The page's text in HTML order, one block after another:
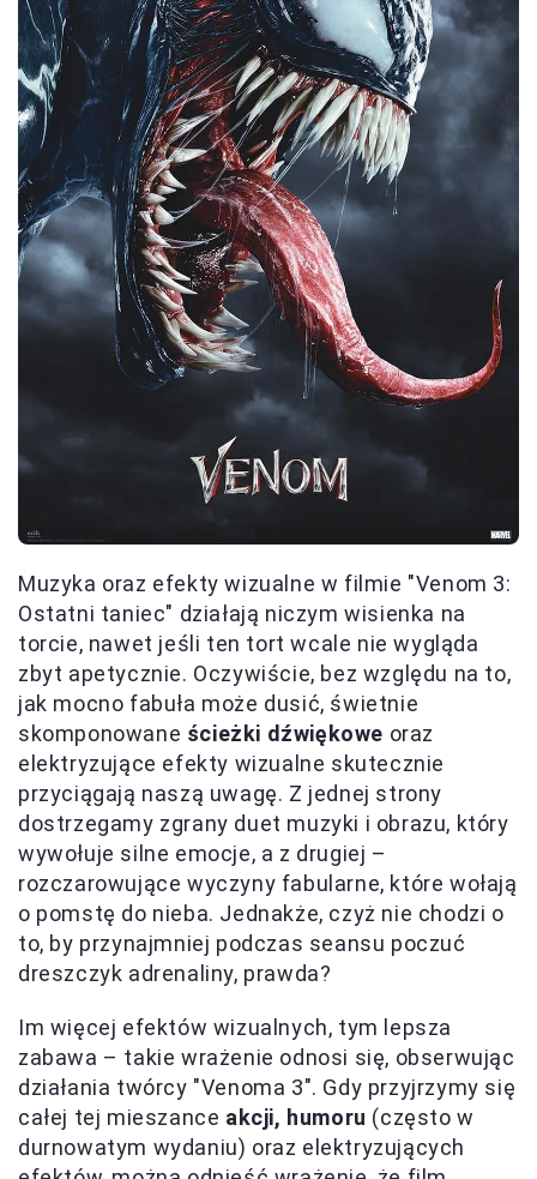
Muzyka oraz efekty wizualne w filmie "Venom 3:
Ostatni taniec" działają niczym wisienka na
torcie, nawet jeśli ten tort wcale nie wygląda
zbyt apetycznie. Oczywiście, bez względu na to,
jak mocno fabuła może dusić, świetnie
skomponowane ścieżki dźwiękowe oraz
elektryzujące efekty wizualne skutecznie
przyciągają naszą uwagę. Z jednej strony
dostrzegamy zgrany duet muzyki i obrazu, który
wywołuje silne emocje, a z drugiej –
rozczarowujące wyczyny fabularne, które wołają
o pomstę do nieba. Jednakże, czyż nie chodzi o
to, by przynajmniej podczas seansu poczuć
dreszczyk adrenaliny, prawda?
Im więcej efektów wizualnych, tym lepsza
zabawa – takie wrażenie odnosi się, obserwując
działania twórcy "Venoma 3". Gdy przyjrzymy się
całej tej mieszance akcji, humoru (często w
durnowatym wydaniu) oraz elektryzujących